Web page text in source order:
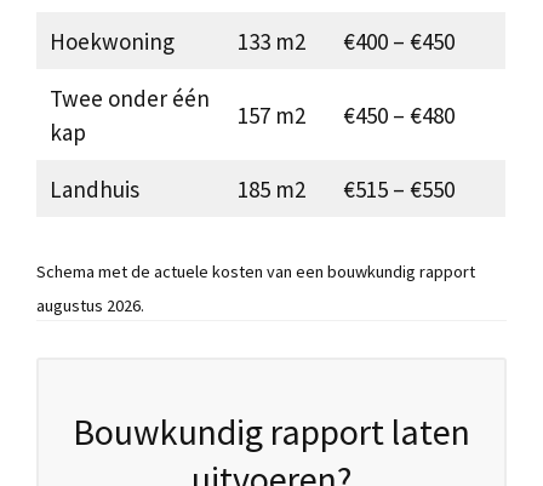
Hoekwoning
133 m2
€400 – €450
Twee onder één
kap
157 m2 €450 – €480
Landhuis 185 m2 €515 – €550
Schema met de actuele kosten van een bouwkundig rapport
augustus 2026.
Bouwkundig rapport laten